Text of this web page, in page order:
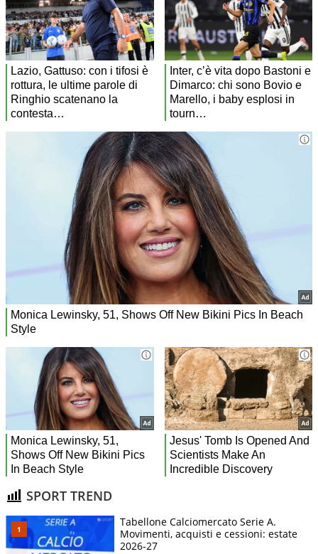
SPORT TREND
Tabellone Calciomercato Serie A.
Movimenti, acquisti e cessioni: estate
2026-27